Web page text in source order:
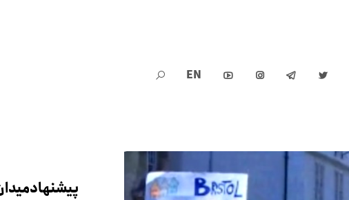




EN

پیشنهاد